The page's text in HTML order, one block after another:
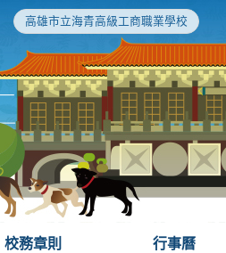
高雄市立海青高級工商職業學校
校務章則 行事曆